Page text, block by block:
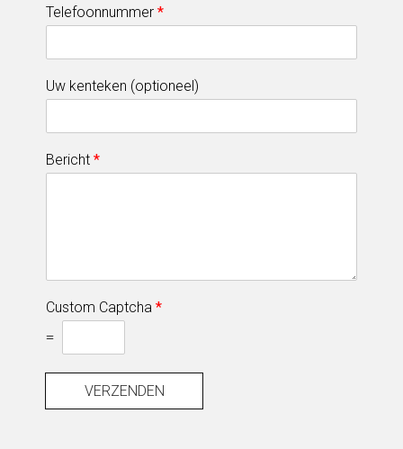
Telefoonnummer *
Uw kenteken (optioneel)
Bericht *
Custom Captcha *
=
VERZENDEN